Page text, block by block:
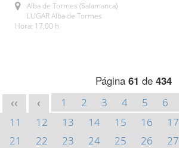
Alba de Tormes (Salamanca)
LUGAR Alba de Tormes
Hora: 17,00 h
Página 61 de 434
<< < 1 2 3 4 5 6
11
12 13 14 15 16 17
21
22 23 24 25 26 27